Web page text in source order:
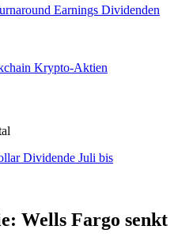
Earnings Dividenden
Krypto-Aktien
Dividende Juli bis
Wells Fargo senkt